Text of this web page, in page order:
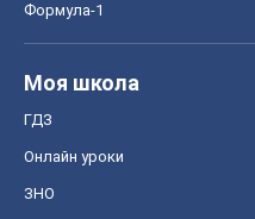
Формула-1
Моя школа
ГДЗ
Онлайн уроки
ЗНО